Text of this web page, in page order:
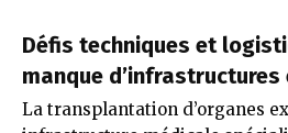
Défis techniques et
manque
La transplantation d’organes